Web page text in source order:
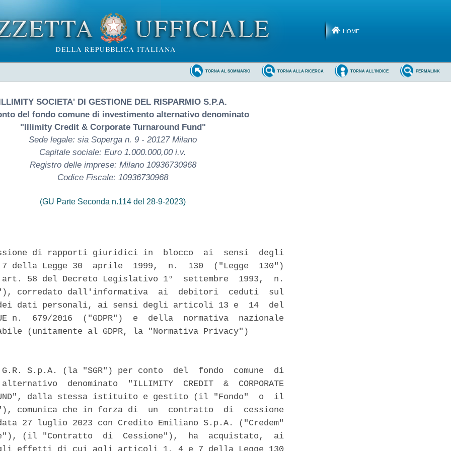
HOME
PERMALINK
TORNA ALL'INDICE
TORNA ALLA RICERCA
TORNA AL SOMMARIO
SOCIETA' DI GESTIONE DEL RISPARMIO S.P.A.
del fondo comune di investimento alternativo denominato
"Illimity Credit & Corporate Turnaround Fund"
Sede legale: sia Soperga n. 9 - 20127 Milano
Capitale sociale: Euro 1.000.000,00 i.v.
Registro delle imprese: Milano 10936730968
Codice Fiscale: 10936730968
(GU Parte Seconda n.114 del 28-9-2023)